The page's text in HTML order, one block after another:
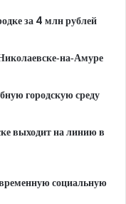
за 4 млн рублей
городскую среду
выходит на линию в
социальную